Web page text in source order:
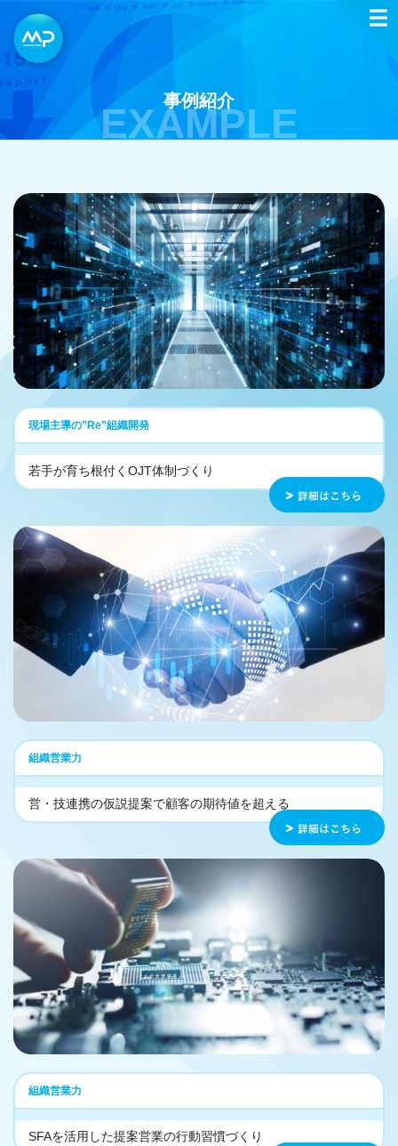
事例紹介
EXAMPLE
現場主導の”Re”組織開発
若手が育ち根付くOJT体制づくり
組織営業力
営・技連携の仮説提案で顧客の期待値を超える
組織営業力
SFAを活用した提案営業の行動習慣づくり